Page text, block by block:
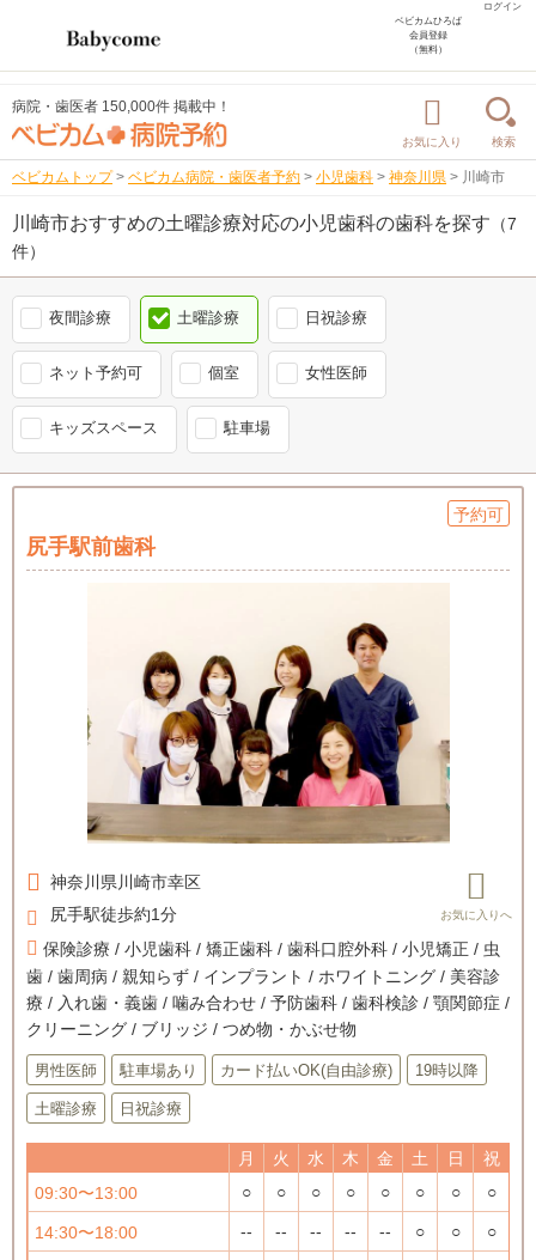
ログイン
ベビカムひろば
会員登録
（無料）
病院・歯医者 150,000件 掲載中！
お気に入り 検索
ベビカムトップ > ベビカム病院・歯医者予約 > 小児歯科 > 神奈川県 > 川崎市
川崎市おすすめの土曜診療対応の小児歯科の歯科を探す （7
件）
夜間診療 土曜診療 日祝診療
ネット予約可 個室 女性医師
キッズスペース 駐車場
予約可
尻手駅前歯科
神奈川県 川崎市幸区
尻手駅徒歩約1分
保険診療 / 小児歯科 / 矯正歯科 / 歯科口腔外科 / 小児矯正 / 虫
歯 / 歯周病 / 親知らず / インプラント / ホワイトニング / 美容診
療 / 入れ歯・義歯 / 噛み合わせ / 予防歯科 / 歯科検診 / 顎関節症 /
クリーニング / ブリッジ / つめ物・かぶせ物
男性医師 駐車場あり カード払いOK(自由診療) 19時以降
土曜診療 日祝診療
月 火 水 木 金 土 日
祝
09:30〜13:00
○ ○ ○ ○ ○ ○ ○ ○
14:30〜18:00 -- -- -- -- -- ○ ○ ○